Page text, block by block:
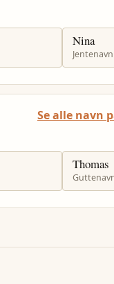
Nina
Jentenavn
Se alle navn
Thomas